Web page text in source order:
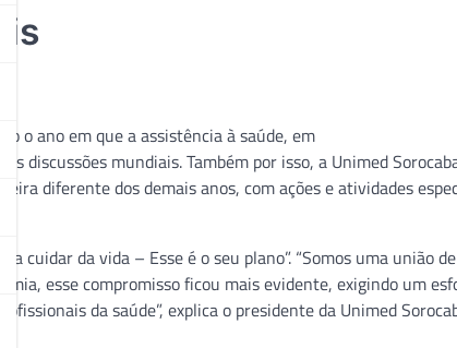
o ano em que a assistência à saúde, em
discussões mundiais. Também por isso, a Unimed
diferente dos demais anos, com ações e atividades
cuidar da vida – Esse é o seu plano”. “Somos uma união
esse compromisso ficou mais evidente, exigindo um
da saúde”, explica o presidente da Unimed